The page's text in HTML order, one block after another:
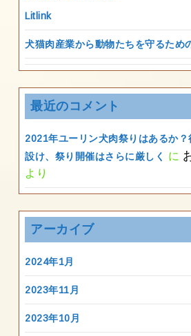
Litlink
犬猫肉産業から動物たちを守るため
最近のコメント
2021年ユーリン犬肉祭りはあるか
設け、祭り開催はさらに厳しく
に
より
アーカイブ
2024年1月
2023年11月
2023年10月